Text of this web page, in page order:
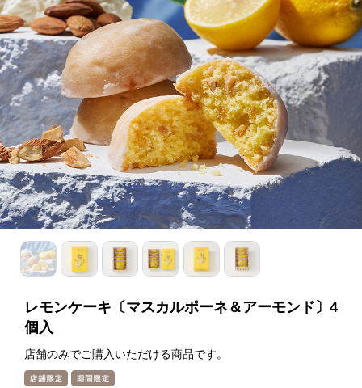
レモンケーキ〔マスカルポーネ＆アーモンド〕4
個入
店舗のみでご購入いただける商品です。